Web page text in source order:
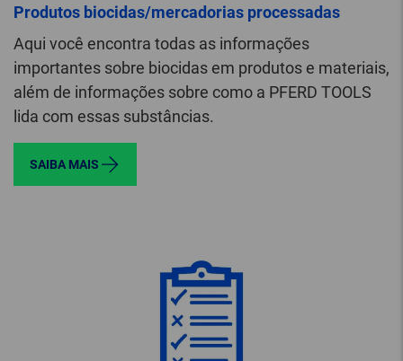
Produtos biocidas/mercadorias processadas
Aqui você encontra todas as informações
importantes sobre biocidas em produtos e materiais,
além de informações sobre como a PFERD TOOLS
lida com essas substâncias.
SAIBA MAIS